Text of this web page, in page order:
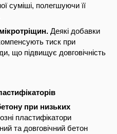
суміші, полегшуючи її
Деякі добавки
тиск при
що підвищує довговічність
при низьких
пластифікатори
та довговічний бетон